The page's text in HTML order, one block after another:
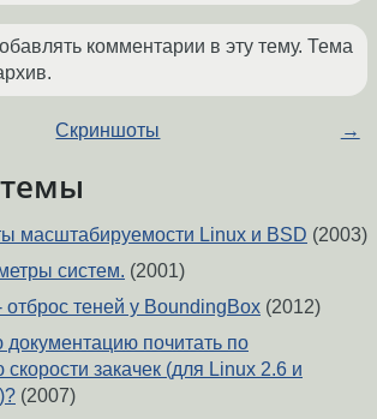
комментарии в эту тему. Тема
Скриншоты →
масштабируемости Linux и BSD (2003)
систем. (2001)
отброс теней у BoundingBox (2012)
документацию почитать по
закачек (для Linux 2.6 и
(2007)